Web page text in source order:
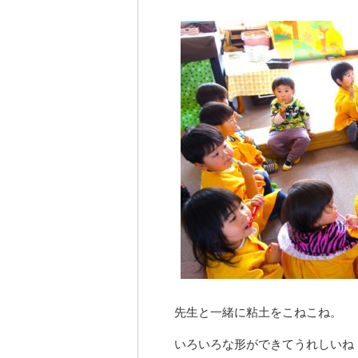
先生と一緒に粘土をこねこね。
いろいろな形ができてうれしいね